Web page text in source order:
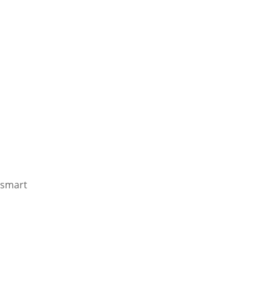
smart